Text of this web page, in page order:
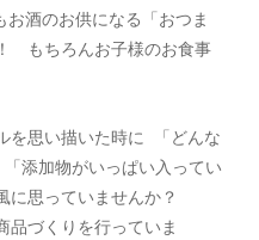
酒のお供になる「おつま
もちろんお子様のお食事
を思い描いた時に 「どんな
添加物がいっぱい入ってい
に思っていませんか？
品づくりを行っていま